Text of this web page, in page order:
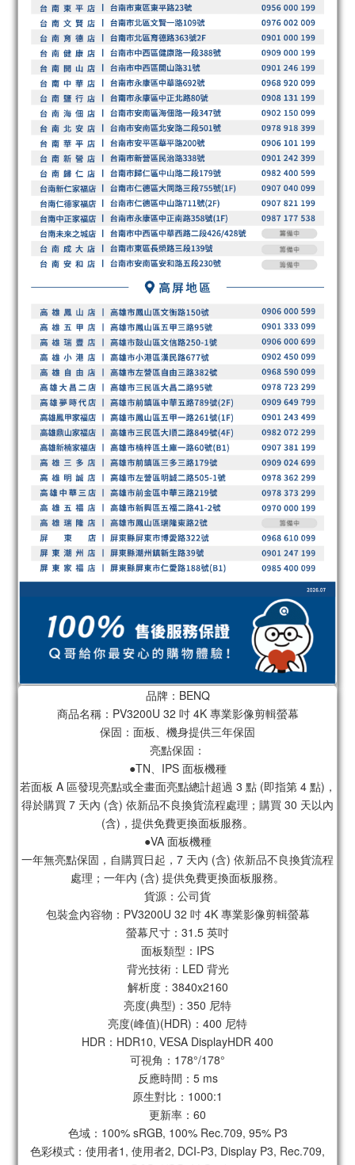
品牌：BENQ
商品名稱：PV3200U 32 吋 4K 專業影像剪輯螢幕
保固：面板、機身提供三年保固
亮點保固：
●TN、IPS 面板機種
若面板 A 區發現亮點或全畫面亮點總計超過 3 點 (即指第 4 點)，
得於購買 7 天內 (含) 依新品不良換貨流程處理；購買 30 天以內
(含)，提供免費更換面板服務。
●VA 面板機種
一年無亮點保固，自購買日起，7 天內 (含) 依新品不良換貨流程
處理；一年內 (含) 提供免費更換面板服務。
貨源：公司貨
包裝盒內容物：PV3200U 32 吋 4K 專業影像剪輯螢幕
螢幕尺寸：31.5 英吋
面板類型：IPS
背光技術：LED 背光
解析度：3840x2160
亮度(典型)：350 尼特
亮度(峰值)(HDR)：400 尼特
HDR：HDR10, VESA DisplayHDR 400
可視角：178°/178°
反應時間：5 ms
原生對比：1000:1
更新率：60
色域：100% sRGB, 100% Rec.709, 95% P3
色彩模式：使用者1, 使用者2, DCI-P3, Display P3, Rec.709,